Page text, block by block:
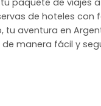
paquete de viajes
de hoteles con
tu aventura en
manera fácil y